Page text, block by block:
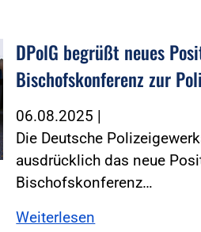
DPolG begrüßt neues
Bischofskonferenz zur
06.08.2025 |
Die Deutsche
ausdrücklich das neue
Bischofskonferenz…
Weiterlesen